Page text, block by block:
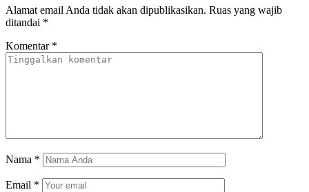
Alamat email Anda tidak akan dipublikasikan. Ruas yang wajib
ditandai *
Komentar *
Nama *
Email *